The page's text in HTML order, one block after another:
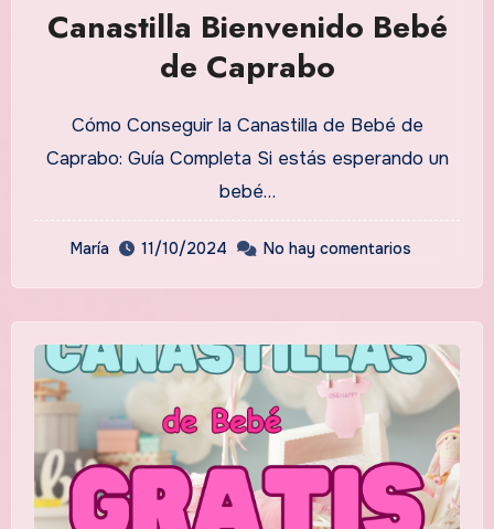
Canastilla Bienvenido Bebé
de Caprabo
Cómo Conseguir la Canastilla de Bebé de
Caprabo: Guía Completa Si estás esperando un
bebé…
María 11/10/2024 No hay comentarios